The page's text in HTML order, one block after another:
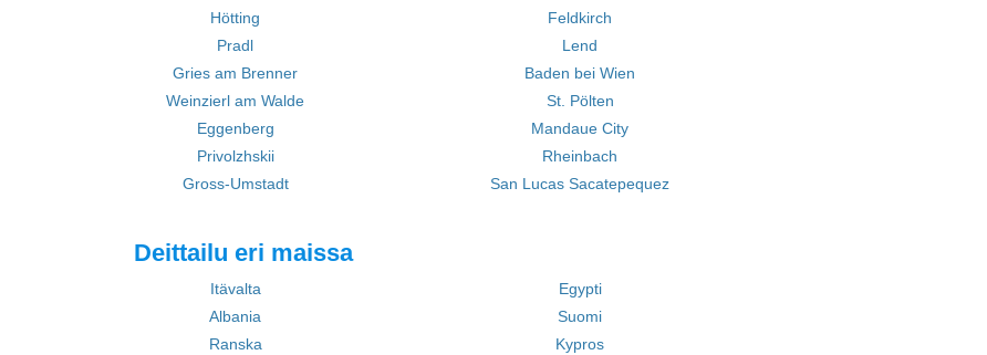
Hötting
Feldkirch
Pradl
Lend
Gries am Brenner
Baden bei Wien
Weinzierl am Walde
St. Pölten
Eggenberg
Mandaue City
Privolzhskii
Rheinbach
Gross-Umstadt San Lucas Sacatepequez
Deittailu eri maissa
Itävalta
Egypti
Albania
Suomi
Ranska Kypros